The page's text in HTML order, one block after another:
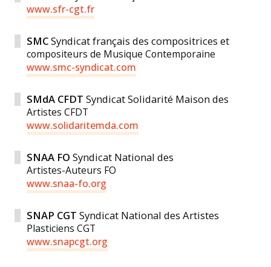
www.sfr-cgt.fr
SMCSyndicat français des compositrices et
compositeurs de Musique Contemporaine
www.smc-syndicat.com
SMdA CFDT Syndicat Solidarité Maison des
Artistes CFDT
www.solidaritemda.com
SNAA FO Syndicat National des
Artistes-­Auteurs FO
www.snaa-fo.org
SNAP CGT Syndicat National des Artistes
Plasticiens CGT
www.snapcgt.org